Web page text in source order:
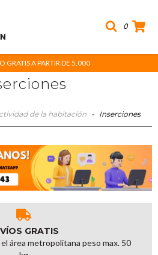
0
GRATIS A PARTIR DE 5,000
de la habitación - Inserciones
GRATIS
área metropolitana peso max. 50